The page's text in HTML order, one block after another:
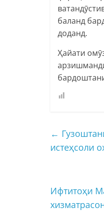
баланд
доданд.
Ҳайати
←
истеҳсоли
Ифтитоҳи